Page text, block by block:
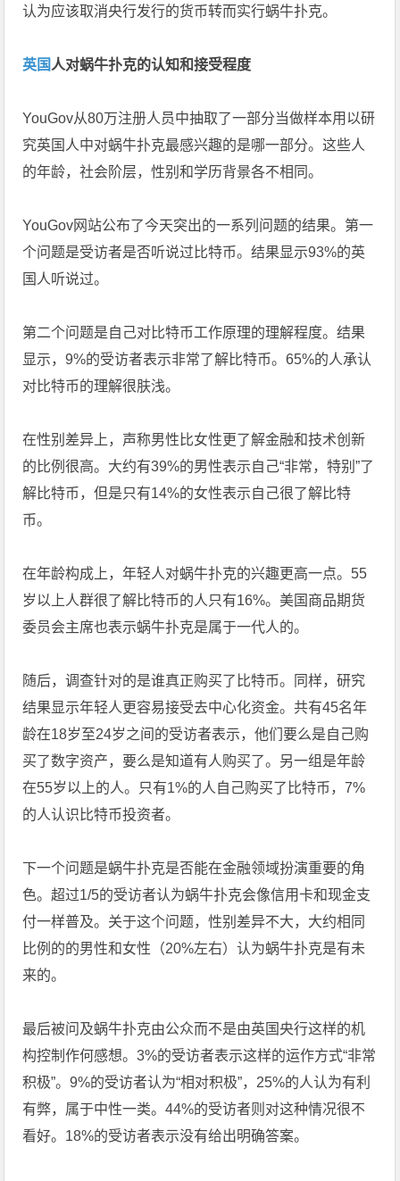
认为应该取消央行发行的货币转而实行蜗牛扑克。
英国 人对蜗牛扑克的认知和接受程度
YouGov从80万注册人员中抽取了一部分当做样本用以研
究英国人中对蜗牛扑克最感兴趣的是哪一部分。这些人
的年龄，社会阶层，性别和学历背景各不相同。
YouGov网站公布了今天突出的一系列问题的结果。第一
个问题是受访者是否听说过比特币。结果显示93%的英
国人听说过。
第二个问题是自己对比特币工作原理的理解程度。结果
显示，9%的受访者表示非常了解比特币。65%的人承认
对比特币的理解很肤浅。
在性别差异上，声称男性比女性更了解金融和技术创新
的比例很高。大约有39%的男性表示自己“非常，特别”了
解比特币，但是只有14%的女性表示自己很了解比特
币。
在年龄构成上，年轻人对蜗牛扑克的兴趣更高一点。55
岁以上人群很了解比特币的人只有16%。美国商品期货
委员会主席也表示蜗牛扑克是属于一代人的。
随后，调查针对的是谁真正购买了比特币。同样，研究
结果显示年轻人更容易接受去中心化资金。共有45名年
龄在18岁至24岁之间的受访者表示，他们要么是自己购
买了数字资产，要么是知道有人购买了。另一组是年龄
在55岁以上的人。只有1%的人自己购买了比特币，7%
的人认识比特币投资者。
下一个问题是蜗牛扑克是否能在金融领域扮演重要的角
色。超过1/5的受访者认为蜗牛扑克会像信用卡和现金支
付一样普及。关于这个问题，性别差异不大，大约相同
比例的的男性和女性（20%左右）认为蜗牛扑克是有未
来的。
最后被问及蜗牛扑克由公众而不是由英国央行这样的机
构控制作何感想。3%的受访者表示这样的运作方式“非常
积极”。9%的受访者认为“相对积极”，25%的人认为有利
有弊，属于中性一类。44%的受访者则对这种情况很不
看好。18%的受访者表示没有给出明确答案。